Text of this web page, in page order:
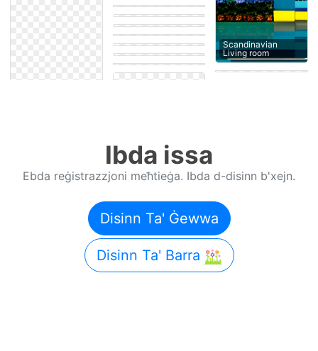
Modern Attic
Contemporary
Bedroom
Minimalist House
exterior
Eastern House
exterior
Eastern House
exterior
Rustic Outdoor
garden
Scandinavian
Living room
Eastern Living room
Ibda issa
Ebda reġistrazzjoni meħtieġa. Ibda d-disinn b'xejn.
Disinn Ta' Ġewwa
Disinn Ta' Barra